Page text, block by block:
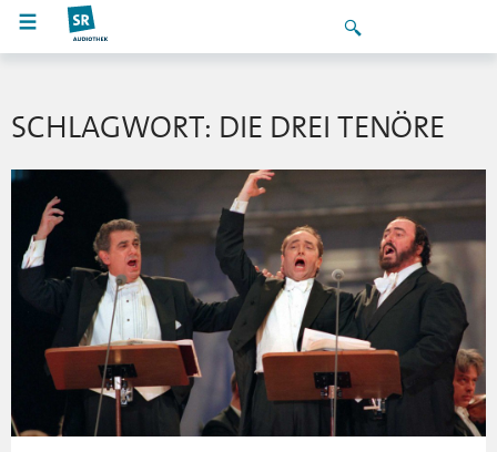
SCHLAGWORT: DIE DREI TENÖRE